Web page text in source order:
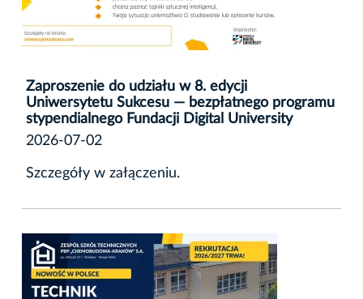
Zaproszenie do udziału w 8. edycji
Uniwersytetu Sukcesu — bezpłatnego programu
stypendialnego Fundacji Digital University
2026-07-02
Szczegóły w załączeniu.